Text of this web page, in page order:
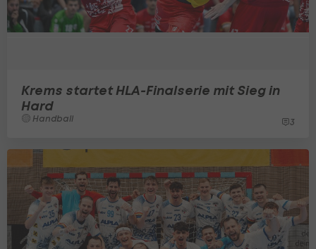
Krems startet HLA-Finalserie mit Sieg in
Hard
Handball 3